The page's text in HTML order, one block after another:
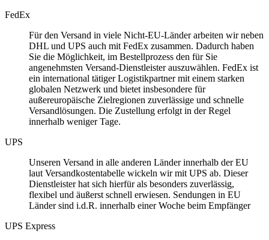
FedEx
Für den Versand in viele Nicht-EU-Länder arbeiten wir neben
DHL und UPS auch mit FedEx zusammen. Dadurch haben
Sie die Möglichkeit, im Bestellprozess den für Sie
angenehmsten Versand-Dienstleister auszuwählen. FedEx ist
ein international tätiger Logistikpartner mit einem starken
globalen Netzwerk und bietet insbesondere für
außereuropäische Zielregionen zuverlässige und schnelle
Versandlösungen. Die Zustellung erfolgt in der Regel
innerhalb weniger Tage.
UPS
Unseren Versand in alle anderen Länder innerhalb der EU
laut Versandkostentabelle wickeln wir mit UPS ab. Dieser
Dienstleister hat sich hierfür als besonders zuverlässig,
flexibel und äußerst schnell erwiesen. Sendungen in EU
Länder sind i.d.R. innerhalb einer Woche beim Empfänger
UPS Express